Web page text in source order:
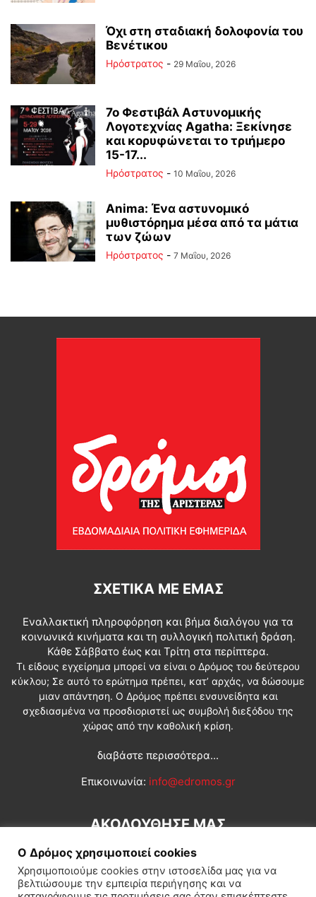
Όχι στη σταδιακή δολοφονία του
Βενέτικου
Ηρόστρατος - 29 Μαΐου, 2026
7ο Φεστιβάλ Αστυνομικής
Λογοτεχνίας Agatha: Ξεκίνησε
και κορυφώνεται το τριήμερο
15-17...
Ηρόστρατος - 10 Μαΐου, 2026
Anima: Ένα αστυνομικό
μυθιστόρημα μέσα από τα μάτια
των ζώων
Ηρόστρατος - 7 Μαΐου, 2026
ΣΧΕΤΙΚΆ ΜΕ ΕΜΆΣ
Εναλλακτική πληροφόρηση και βήμα διαλόγου για τα
κοινωνικά κινήματα και τη συλλογική πολιτική δράση.
Κάθε Σάββατο έως και Τρίτη στα περίπτερα.
Τι είδους εγχείρημα μπορεί να είναι ο Δρόμος του δεύτερου
κύκλου; Σε αυτό το ερώτημα πρέπει, κατ’ αρχάς, να δώσουμε
μιαν απάντηση. Ο Δρόμος πρέπει ενσυνείδητα και
σχεδιασμένα να προσδιοριστεί ως συμβολή διεξόδου της
χώρας από την καθολική κρίση.
διαβάστε περισσότερα...
Επικοινωνία: info@edromos.gr
ΑΚΟΛΟΥΘΗΣΕ ΜΑΣ
Ο Δρόμος χρησιμοποιεί cookies
Χρησιμοποιούμε cookies στην ιστοσελίδα μας για να
βελτιώσουμε την εμπειρία περιήγησης και να